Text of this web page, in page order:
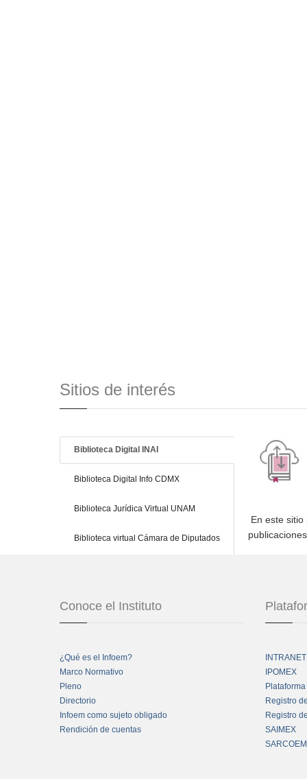
Sitios de interés
Biblioteca Digital INAI
Biblioteca Digital Info CDMX
Biblioteca Jurídica Virtual UNAM
Biblioteca virtual Cámara de Diputados
En este
Conoce el Instituto
¿Qué es el Infoem?
Marco Normativo
Pleno
Directorio
Infoem como sujeto obligado
Rendición de cuentas
INTRANET
IPOMEX
Registro
Registro
SAIMEX
SARCOEM